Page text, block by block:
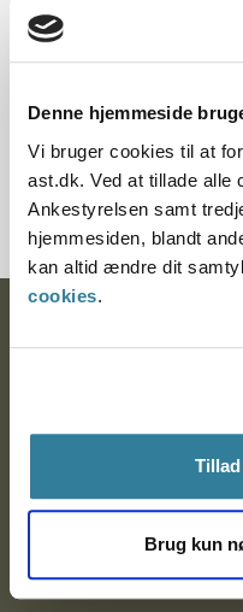
Denne hjemmeside
Vi bruger cookies til at
ast.dk. Ved at tillade alle
Ankestyrelsen samt
hjemmesiden, blandt
kan altid ændre dit
cookies.
Brug kun
Paragraf
Journalnummer
14053-82
Nytorv 7, 2. sal
Ankestyrelsen